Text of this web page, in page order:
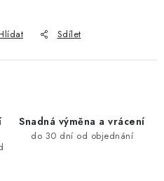
Sdílet
Snadná výměna a vrácení
do 30 dní od objednání